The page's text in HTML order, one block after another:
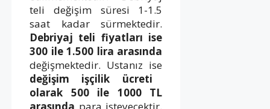
teli değişim süresi 1-1.5
saat kadar sürmektedir.
Debriyaj teli fiyatları ise
300 ile 1.500 lira arasında
değişmektedir. Ustanız ise
değişim işçilik ücreti
olarak 500 ile 1000 TL